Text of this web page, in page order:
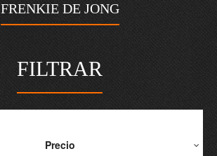
FRENKIE DE JONG
FILTRAR
Precio